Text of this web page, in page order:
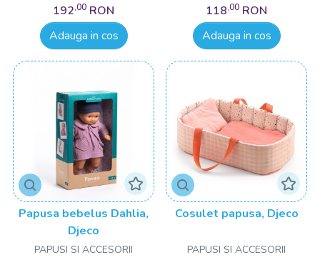
192,00 RON
Adauga in cos
118,00 RON
Adauga in cos
Papusa bebelus Dahlia,
Djeco
PAPUSI SI ACCESORII
Cosulet papusa, Djeco
PAPUSI SI ACCESORII